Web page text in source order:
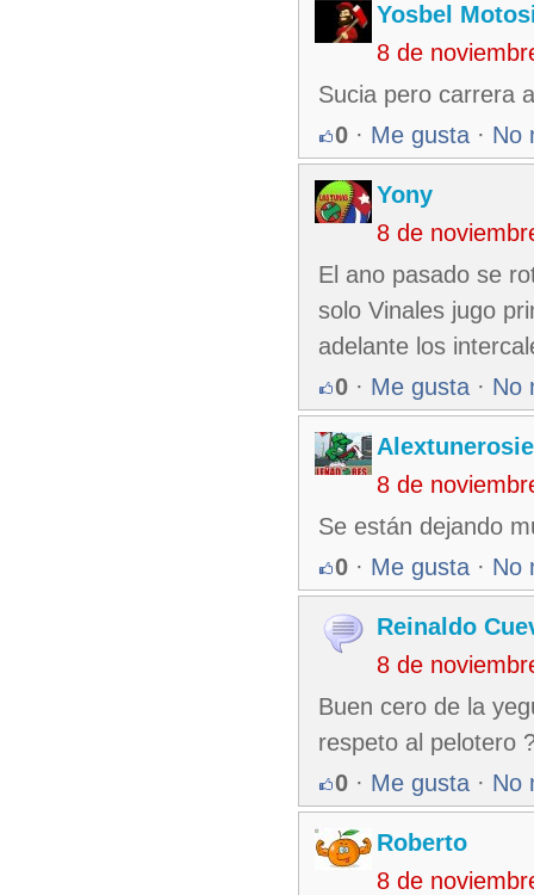
Yosbel
8 de
Sucia pero carrera
0 · Me gusta · No
Yony
8 de
El ano pasado se
solo Vinales jugo
adelante los
0 · Me gusta · No
8 de
Se están dejando
0 · Me gusta · No
Reinaldo
8 de
Buen cero de la
respeto al pelotero
0 · Me gusta · No
Roberto
8 de